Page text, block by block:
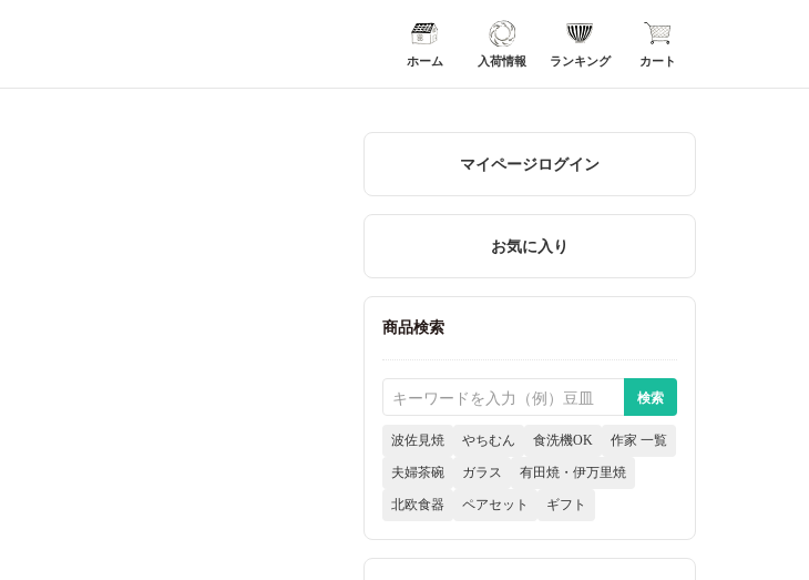
ホーム 入荷情報 ランキング カート
マイページログイン
お気に入り
商品検索
波佐見焼 やちむん 食洗機OK 作家 一覧
夫婦茶碗 ガラス 有田焼・伊万里焼
北欧食器 ペアセット ギフト